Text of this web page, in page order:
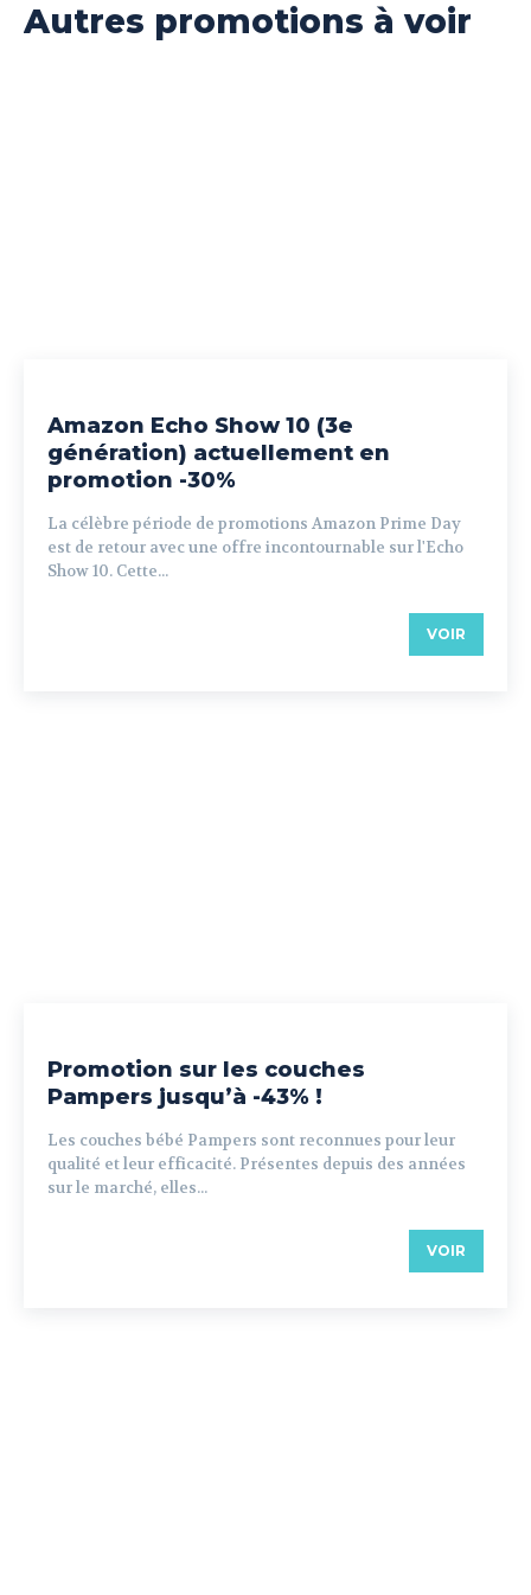
Autres promotions à voir
Amazon Echo Show 10 (3e
génération) actuellement en
promotion -30%
La célèbre période de promotions Amazon Prime Day
est de retour avec une offre incontournable sur l'Echo
Show 10. Cette...
VOIR
Promotion sur les couches
Pampers jusqu’à -43% !
Les couches bébé Pampers sont reconnues pour leur
qualité et leur efficacité. Présentes depuis des années
sur le marché, elles...
VOIR